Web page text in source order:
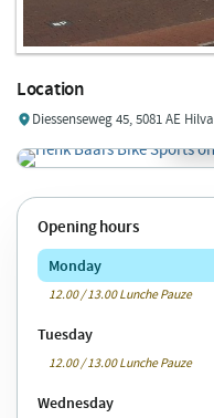
Location
Diessenseweg 45, 5081 AE
Opening hours
Monday
12.00 / 13.00 Lunche Pauze
Tuesday
12.00 / 13.00 Lunche Pauze
Wednesday